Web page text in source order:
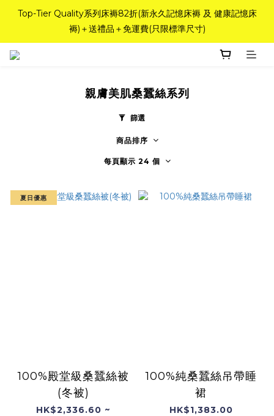
如需訂造特別尺寸床褥，請聯繫海馬牌Outlet客服 WhatsApp
98842008！
Top-Tier Quality系列床褥82折(新永久記憶床褥 及 健康記憶床
褥)＋送禮品＋免運費(只限標準尺寸)
如需訂造特別尺寸床褥，請聯繫海馬牌Outlet客服 WhatsApp
98842008！
親膚美肌桑蠶絲系列
篩選
商品排序
每頁顯示 24 個
夏日優惠
100%殿堂級桑蠶絲被
(冬被)
HK$2,336.60 ~
100%純桑蠶絲吊帶睡
裙
HK$1,383.00